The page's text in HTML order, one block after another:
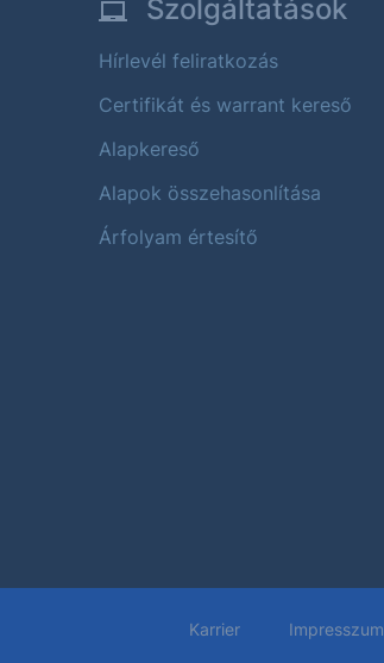
Szolgáltatások
Hírlevél feliratkozás
Certifikát és warrant kereső
Alapkereső
Alapok összehasonlítása
Árfolyam értesítő
Karrier Impresszum